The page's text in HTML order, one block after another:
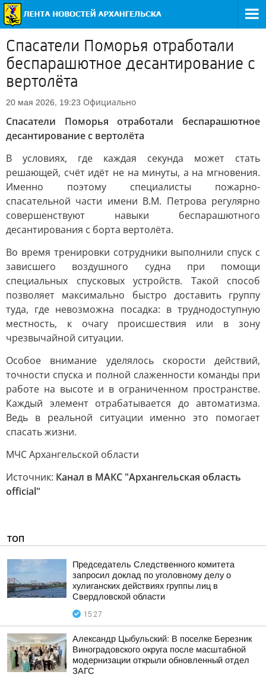
Спасатели Поморья отработали
беспарашютное десантирование с
вертолёта
20 мая 2026, 19:23 Официально
Спасатели Поморья отработали беспарашютное
десантирование с вертолёта
В условиях, где каждая секунда может стать
решающей, счёт идёт не на минуты, а на мгновения.
Именно поэтому специалисты пожарно-
спасательной части имени В.М. Петрова регулярно
совершенствуют навыки беспарашютного
десантирования с борта вертолёта.
Во время тренировки сотрудники выполнили спуск с
зависшего воздушного судна при помощи
специальных спусковых устройств. Такой способ
позволяет максимально быстро доставить группу
туда, где невозможна посадка: в труднодоступную
местность, к очагу происшествия или в зону
чрезвычайной ситуации.
Особое внимание уделялось скорости действий,
точности спуска и полной слаженности команды при
работе на высоте и в ограниченном пространстве.
Каждый элемент отрабатывается до автоматизма.
Ведь в реальной ситуации именно это помогает
спасать жизни.
МЧС Архангельской области
Источник: Канал в МАКС "Архангельская область
official"
ТОП
Председатель Следственного комитета
запросил доклад по уголовному делу о
хулиганских действиях группы лиц в
Свердловской области
15:27
Александр Цыбульский: В поселке Березник
Виноградовского округа после масштабной
модернизации открыли обновленный отдел
ЗАГС